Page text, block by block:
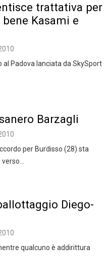
trattativa per
Kasami e
al Padova lanciata da SkySport
Barzagli
per Burdisso (28) sta
Diego-
qualcuno è addirittura